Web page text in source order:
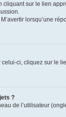
sur le lien
lorsqu’une
ci, cliquez sur le
?
de l’utilisateur